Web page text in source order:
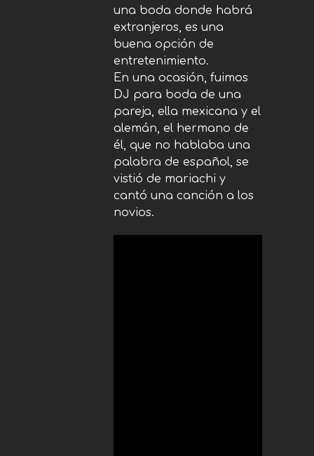
una boda donde habrá
extranjeros, es una
buena opción de
entretenimiento.
En una ocasión, fuimos
DJ para boda de una
pareja, ella mexicana y el
alemán, el hermano de
él, que no hablaba una
palabra de español, se
vistió de mariachi y
cantó una canción a los
novios.